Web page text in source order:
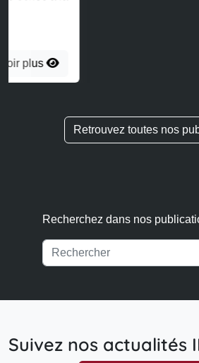
Suivez nos actualités
S'abonner à la
Accueil